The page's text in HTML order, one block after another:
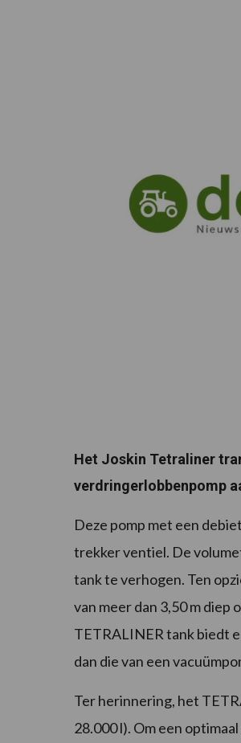
Het Joskin Tetraliner
verdringerlobbenpomp
Deze pomp met een
trekker ventiel. De
tank te verhogen. Ten
van meer dan 3,50 m diep
TETRALINER tank biedt
dan die van een
Ter herinnering, het
28.000 l). Om een